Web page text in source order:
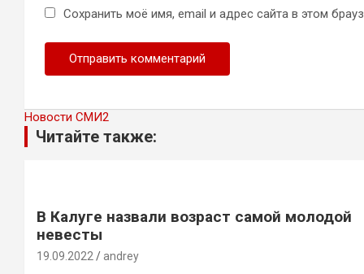
Сохранить моё имя, email и адрес сайта в этом
Новости СМИ2
Читайте также:
В Калуге назвали возраст самой молодой
невесты
19.09.2022 andrey